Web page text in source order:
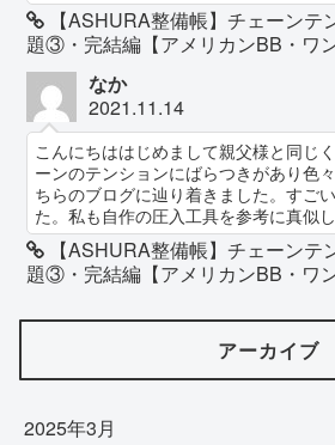
【ASHURA整備帳】チェーンテ
題③・完結編【アメリカンBB・ワ
なか
2021.11.14
こんにちははじめまして親父様と同じ
ーンのテンションにばらつきがあり色
ちらのブログに辿り着きました。すご
た。私も自作の圧入工具を参考に真似
【ASHURA整備帳】チェーンテ
題③・完結編【アメリカンBB・ワ
アーカイブ
2025年3月